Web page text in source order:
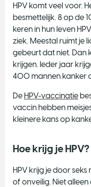
HPV komt veel voor.
besmettelijk. 8 op de
keren in hun leven
ziek. Meestal ruimt je
gebeurt dat niet. Dan
krijgen. Ieder jaar
400 mannen kanker
De HPV-vaccinatie
vaccin hebben
kleinere kans op
Hoe krijg je HPV?
HPV krijg je door seks
of onveilig. Niet